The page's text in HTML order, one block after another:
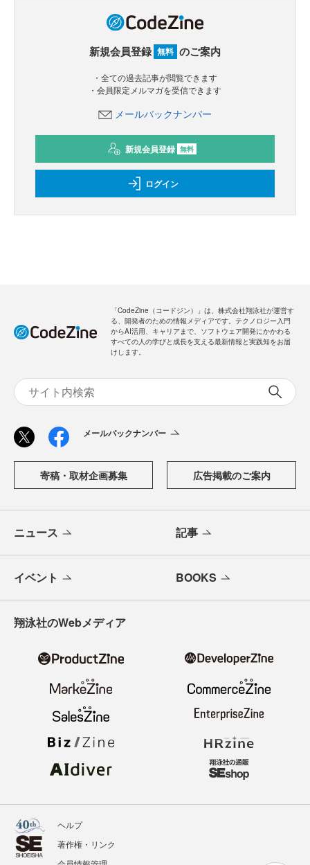
新規会員登録 無料 のご案内
・全ての過去記事が閲覧できます
・会員限定メルマガを受信できます
メールバックナンバー
新規会員登録 無料
ログイン
「CodeZine（コードジン）」は、株式会社翔泳社が運営す
る、開発者のための情報メディアです。テクノロジー入門
からAI活用、キャリアまで、ソフトウェア開発にかかわる
すべての人の学びと成長を支える最新情報と実践知をお届
けします。
メールバックナンバー
寄稿・取材企画募集 広告掲載のご案内
ニュース 記事
イベント BOOKS
翔泳社のWebメディア
ヘルプ
著作権・リンク